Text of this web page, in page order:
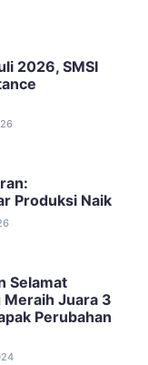
2026, SMSI
Produksi Naik
Selamat
Meraih Juara 3
Perubahan